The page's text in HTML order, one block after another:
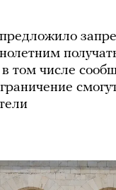
том числе